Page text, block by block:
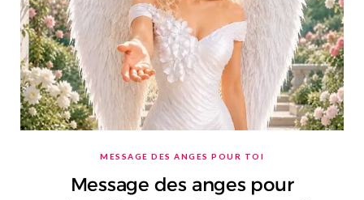
MESSAGE DES ANGES POUR TOI
Message des anges pour